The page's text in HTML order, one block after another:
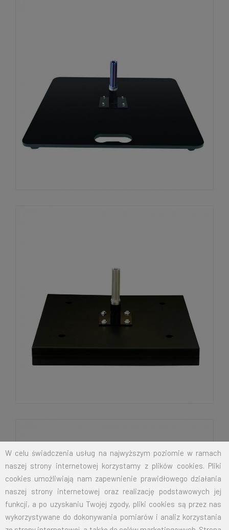
W celu świadczenia usług na najwyższym poziomie w ramach
naszej strony internetowej korzystamy z plików cookies. Pliki
cookies umożliwiają nam zapewnienie prawidłowego działania
naszej strony internetowej oraz realizację podstawowych jej
funkcji, a po uzyskaniu Twojej zgody, pliki cookies są przez nas
wykorzystywane do dokonywania pomiarów i analiz korzystania